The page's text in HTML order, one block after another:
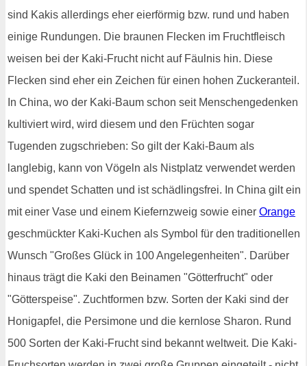
sind Kakis allerdings eher eierförmig bzw. rund und haben
einige Rundungen. Die braunen Flecken im Fruchtfleisch
weisen bei der Kaki-Frucht nicht auf Fäulnis hin. Diese
Flecken sind eher ein Zeichen für einen hohen Zuckeranteil.
In China, wo der Kaki-Baum schon seit Menschengedenken
kultiviert wird, wird diesem und den Früchten sogar
Tugenden zugschrieben: So gilt der Kaki-Baum als
langlebig, kann von Vögeln als Nistplatz verwendet werden
und spendet Schatten und ist schädlingsfrei. In China gilt ein
mit einer Vase und einem Kiefernzweig sowie einer Orange
geschmückter Kaki-Kuchen als Symbol für den traditionellen
Wunsch "Großes Glück in 100 Angelegenheiten". Darüber
hinaus trägt die Kaki den Beinamen "Götterfrucht" oder
"Götterspeise". Zuchtformen bzw. Sorten der Kaki sind der
Honigapfel, die Persimone und die kernlose Sharon. Rund
500 Sorten der Kaki-Frucht sind bekannt weltweit. Die Kaki-